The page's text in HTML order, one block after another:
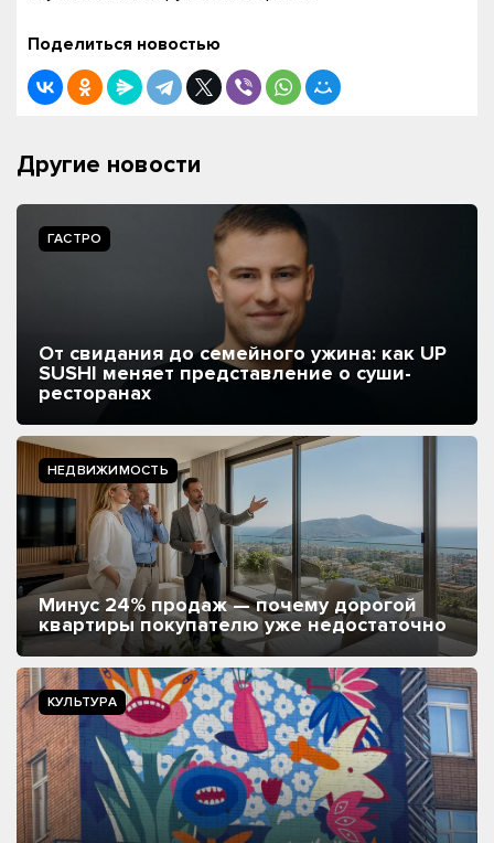
Поделиться новостью
Другие новости
ГАСТРО
От свидания до семейного ужина: как UP
SUSHI меняет представление о суши-
ресторанах
НЕДВИЖИМОСТЬ
Минус 24% продаж — почему дорогой
квартиры покупателю уже недостаточно
КУЛЬТУРА